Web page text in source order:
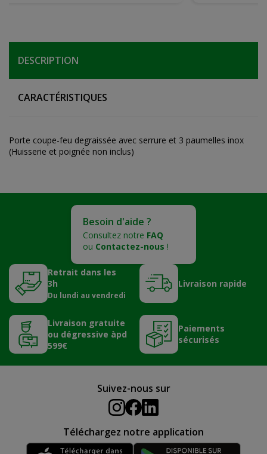
DESCRIPTION
CARACTÉRISTIQUES
Porte coupe-feu degraissée avec serrure et 3 paumelles inox
(Huisserie et poignée non inclus)
Besoin d'aide ?
Consultez notre FAQ
ou Contactez-nous !
Retrait dans les
3h
Du lundi au vendredi
Livraison rapide
Livraison gratuite
ou dégressive àpd
599€
Paiements
sécurisés
Suivez-nous sur
Téléchargez notre application